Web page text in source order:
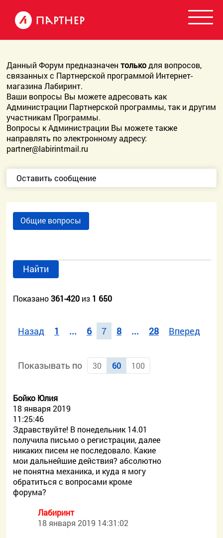
Данный Форум предназначентолькодля вопросов,
связанных с Партнерской программой Интернет-
магазина Лабиринт.
Ваши вопросы Вы можете адресовать как
Администрации Партнерской программы, так и другим
участникам Программы.
Вопросы к Администрации Вы можете также
направлять по электронному адресу:
partner@labirintmail.ru
Оставить сообщение
Общие вопросы
Найти
Показано361-420 из 1 650
Назад 1 ... 6 7 8 ... 28 Вперед
Показывать по 30 60 100
Бойко Юлия
18 января 2019
11:25:46
Здравствуйте! В понедельник 14.01
получила письмо о регистрации, далее
никаких писем не последовало. Какие
мои дальнейшие действия? абсолютно
не понятна механика, и куда я могу
обратиться с вопросами кроме
форума?
Лабиринт
18 января 2019 14:31:02